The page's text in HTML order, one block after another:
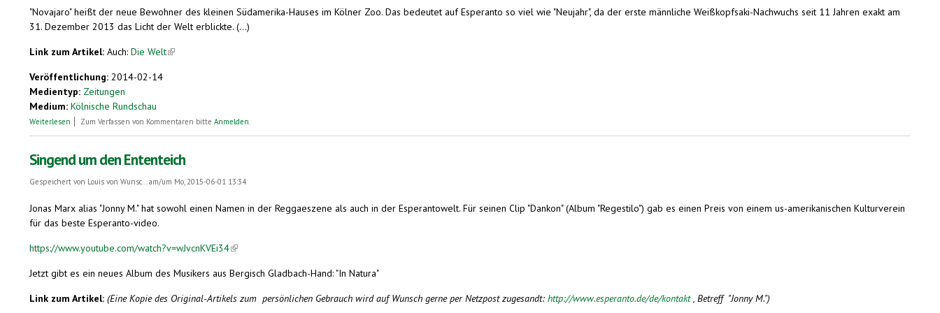
"Novajaro" heißt der neue Bewohner des kleinen Südamerika-Hauses im Kölner Zoo. Das bedeutet auf Esperanto so viel wie "Neujahr", da der erste männliche Weißkopfsaki-Nachwuchs seit 11 Jahren exakt am
31. Dezember 2013 das Licht der Welt erblickte. (...)
Link zum Artikel: Auch: Die Welt(link is external)
Veröffentlichung: 2014-02-14
Medientyp: Zeitungen
Medium: Kölnische Rundschau
Weiterlesen über Ein haariges Neujährchen
Zum Verfassen von Kommentaren bitte Anmelden.
Singend um den Ententeich
Gespeichert von Louis von Wunsc...am/um Mo, 2015-06-01 13:34
Jonas Marx alias "Jonny M." hat sowohl einen Namen in der Reggaeszene als auch in der Esperantowelt. Für seinen Clip "Dankon" (Album "Regestilo") gab es einen Preis von einem us-amerikanischen Kulturverein
für das beste Esperanto-video.
https://www.youtube.com/watch?v=wJvcnKVEi34(link is external)
Jetzt gibt es ein neues Album des Musikers aus Bergisch Gladbach-Hand: "In Natura"
Link zum Artikel: (Eine Kopie des Original-Artikels zum persönlichen Gebrauch wird auf Wunsch gerne per Netzpost zugesandt: http://www.esperanto.de/de/kontakt, Betreff "Jonny M.")